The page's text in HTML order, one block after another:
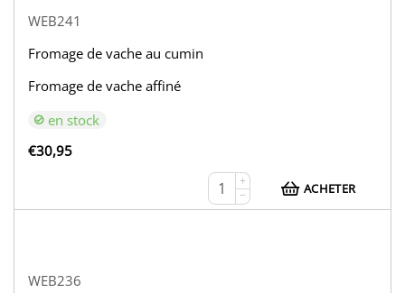
WEB241
Fromage de vache au cumin
Fromage de vache affiné
en stock
€30,95
+
−
ACHETER
WEB236